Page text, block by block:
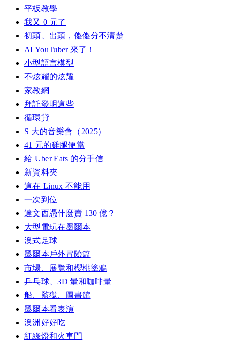
平板教學
我又 0 元了
初頭、出頭，傻傻分不清楚
AI YouTuber 來了！
小型語言模型
不炫耀的炫耀
家教網
拜託發明這些
循環貸
S 大的音樂會（2025）
41 元的雞腿便當
給 Uber Eats 的分手信
新資料夾
這在 Linux 不能用
一次到位
達文西憑什麼賣 130 億？
大型電玩在墨爾本
澳式足球
墨爾本戶外冒險篇
市場、展覽和櫻桃塗鴉
乒乓球、3D 暈和咖啡暈
船、監獄、圖書館
墨爾本看表演
澳洲好好吃
紅綠燈和火車門